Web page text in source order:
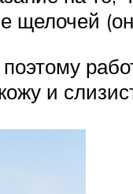
щелочей
и